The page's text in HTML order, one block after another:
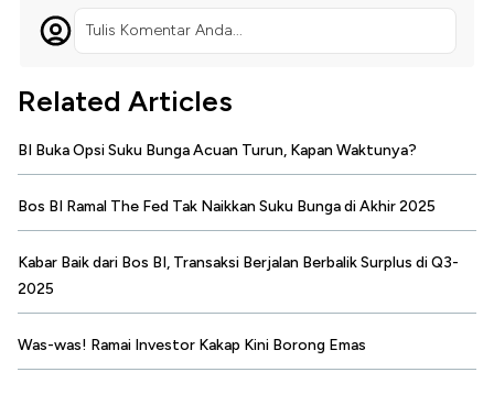
Tulis Komentar Anda...
Related Articles
BI Buka Opsi Suku Bunga Acuan Turun, Kapan Waktunya?
Bos BI Ramal The Fed Tak Naikkan Suku Bunga di Akhir 2025
Kabar Baik dari Bos BI, Transaksi Berjalan Berbalik Surplus di Q3-
2025
Was-was! Ramai Investor Kakap Kini Borong Emas